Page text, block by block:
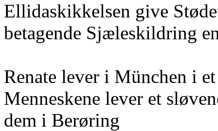
Ellidaskikkelsen give
betagende Sjæleskildring
Renate lever i München i
Menneskene lever et
dem i Berøring